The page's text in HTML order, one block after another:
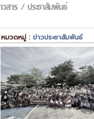
หมวดหมู่ : ข่าวประชาสัมพันธ์